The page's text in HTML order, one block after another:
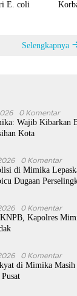
E. coli
Selengkapnya
0 Komentar
Wajib Kibarkan
Kota
0 Komentar
di Mimika
Dugaan
0 Komentar
Kapolres
0 Komentar
di Mimika